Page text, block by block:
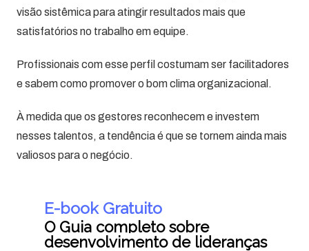
visão sistêmica para atingir resultados mais que
satisfatórios no trabalho em equipe.
Profissionais com esse perfil costumam ser facilitadores
e sabem como promover o bom clima organizacional.
À medida que os gestores reconhecem e investem
nesses talentos, a tendência é que se tornem ainda mais
valiosos para o negócio.
E-book Gratuito
O Guia completo sobre
desenvolvimento de lideranças